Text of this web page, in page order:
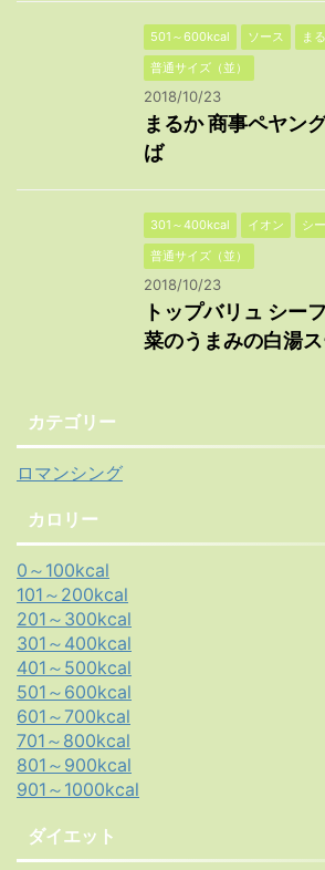
501～600kcal ソース ま
普通サイズ（並）
2018/10/23
まるか 商事ペヤン
ば
301～400kcal イオン シ
普通サイズ（並）
2018/10/23
トップバリュ シ
菜のうまみの白湯
カテゴリー
ロマンシング
カロリー
0～100kcal
101～200kcal
201～300kcal
301～400kcal
401～500kcal
501～600kcal
601～700kcal
701～800kcal
801～900kcal
901～1000kcal
ダイエット